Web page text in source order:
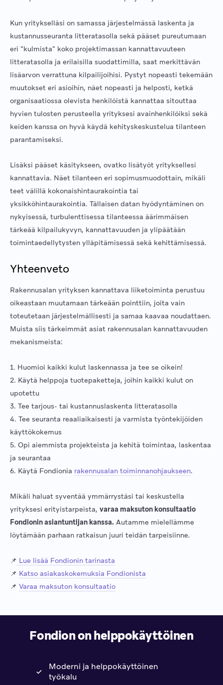
Kun yritykselläsi on samassa järjestelmässä laskenta ja
kustannusseuranta litteratasolla sekä pääset pureutumaan
eri “kulmista” koko projektimassan kannattavuuteen
litteratasolla ja erilaisilla suodattimilla, saat merkittävän
lisäarvon verrattuna kilpailijoihisi. Pystyt nopeasti tekemään
muutokset eri asioihin, näet nopeasti ja helposti, ketkä
organisaatiossa olevista henkilöistä kannattaa sitouttaa
hyvien tulosten perusteella yrityksesi avainhenkilöiksi sekä
keiden kanssa on hyvä käydä kehityskeskustelua tilanteen
parantamiseksi.
Lisäksi pääset käsitykseen, ovatko lisätyöt yrityksellesi
kannattavia. Näet tilanteen eri sopimusmuodottain, mikäli
teet välillä kokonaishintaurakointia tai
yksikköhintaurakointia. Tällaisen datan hyödyntäminen on
nykyisessä, turbulenttisessa tilanteessa äärimmäisen
tärkeää kilpailukyvyn, kannattavuuden ja ylipäätään
toimintaedellytysten ylläpitämisessä sekä kehittämisessä.
Yhteenveto
Rakennusalan yrityksen kannattava liiketoiminta perustuu
oikeastaan muutamaan tärkeään pointtiin, joita vain
toteutetaan järjestelmällisesti ja samaa kaavaa noudattaen.
Muista siis tärkeimmät asiat rakennusalan kannattavuuden
mekanismeista:
1. Huomioi kaikki kulut laskennassa ja tee se oikein!
2. Käytä helppoja tuotepaketteja, joihin kaikki kulut on
upotettu
3. Tee tarjous- tai kustannuslaskenta litteratasolla
4. Tee seuranta reaaliaikaisesti ja varmista työntekijöiden
käyttökokemus
5. Opi aiemmista projekteista ja kehitä toimintaa, laskentaa
ja seurantaa
6. Käytä Fondionia rakennusalan toiminnanohjaukseen.
Mikäli haluat syventää ymmärrystäsi tai keskustella
yrityksesi erityistarpeista, varaa maksuton konsultaatio
Fondionin asiantuntijan kanssa. Autamme mielellämme
löytämään parhaan ratkaisun juuri teidän tarpeisiinne.
📌 Lue lisää Fondionin tarinasta
📌 Katso asiakaskokemuksia Fondionista
📌 Varaa maksuton konsultaatio
Fondion on helppokäyttöinen
Moderni ja helppokäyttöinen
työkalu